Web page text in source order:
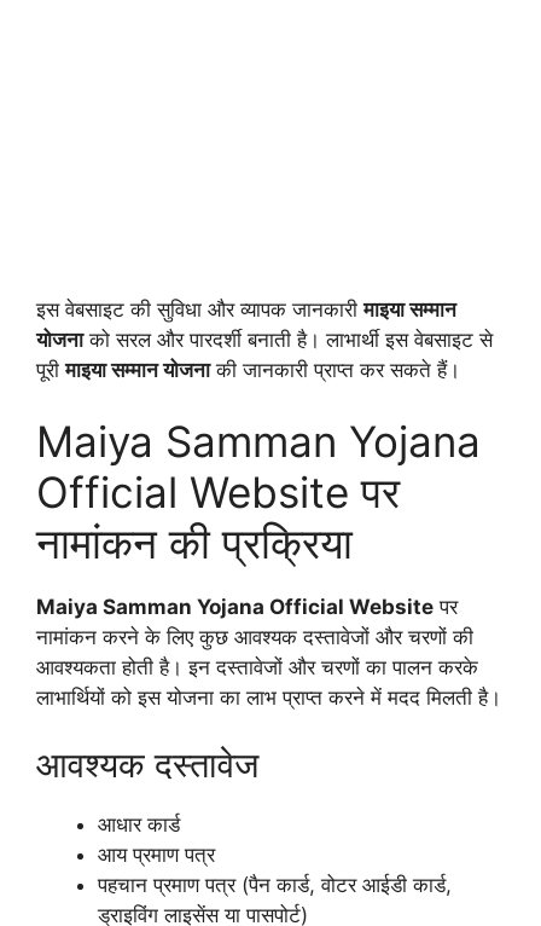
इस वेबसाइट की सुविधा और व्यापक जानकारीमाइया सम्मान
योजनाको सरल और पारदर्शी बनाती है। लाभार्थी इस वेबसाइट से
पूरीमाइया सम्मान योजनाकी जानकारी प्राप्त कर सकते हैं।
Maiya Samman Yojana
Official Website पर
नामांकन की प्रक्रिया
Maiya Samman Yojana Official Website पर
नामांकन करने के लिए कुछ आवश्यक दस्तावेजों और चरणों की
आवश्यकता होती है। इन दस्तावेजों और चरणों का पालन करके
लाभार्थियों को इस योजना का लाभ प्राप्त करने में मदद मिलती है।
आवश्यक दस्तावेज
आधार कार्ड
आय प्रमाण पत्र
पहचान प्रमाण पत्र (पैन कार्ड, वोटर आईडी कार्ड,
ड्राइविंग लाइसेंस या पासपोर्ट)